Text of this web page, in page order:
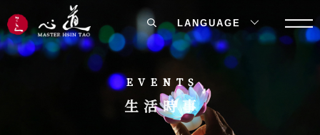
EVENTS
生活時事
LANGUAGE